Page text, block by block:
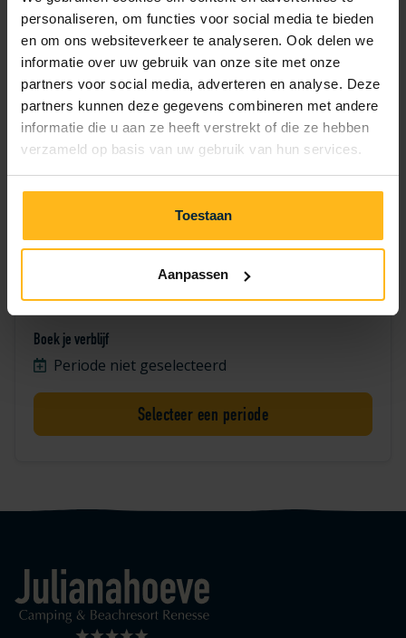
personaliseren, om functies voor social media te bieden
en om ons websiteverkeer te analyseren. Ook delen we
informatie over uw gebruik van onze site met onze
partners voor social media, adverteren en analyse. Deze
partners kunnen deze gegevens combineren met andere
informatie die u aan ze heeft verstrekt of die ze hebben
verzameld op basis van uw gebruik van hun services.
Toestaan
Aanpassen
7 8 9 10 11 12
13
14
15 16 17 18 19
21
25
27
28
29 30
Boek je verblijf
Periode niet geselecteerd
Selecteer een periode
Logo Julianahoeve